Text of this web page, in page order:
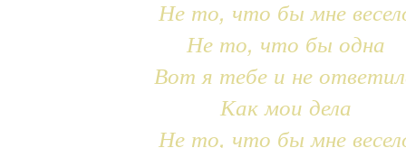
Не то, что бы мне
Не то, что бы одна
Вот я тебе и не
Как мои дела
Не то, что бы мне